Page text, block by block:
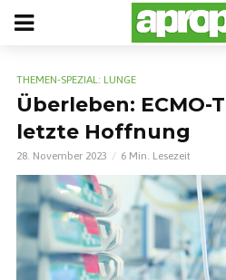
THEMEN-SPEZIAL: LUNGE
Überleben: ECMO-
letzte Hoffnung
28. November 2023 6 Min. Lesezeit